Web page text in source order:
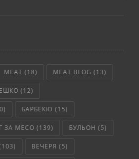
MEAT (18) MEAT BLOG (13)
(12)
БАРБЕКЮ (15)
ЗА МЕСО (139) БУЛЬОН (5)
ВЕЧЕРЯ (5)